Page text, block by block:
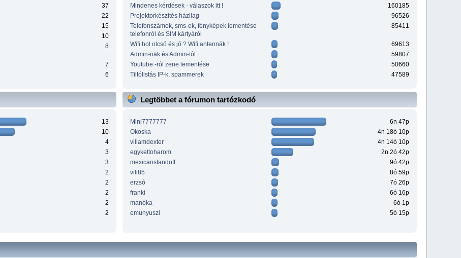
37
22
15
10
8
7
6
Mindenes kérdések - válaszok itt !
160185
Projektorkészítés házilag
96526
Telefonszámok, sms-ek, fényképek lementése
telefonról és SIM kártyáról
85411
Wifi hol olcsó és jó ? Wifi antennák !
69613
Admin-nak és Admin-tól
59807
Youtube -ról zene lementése
50660
Tiltólistás IP-k, spammerek
47589
13
10
4
3
3
2
2
2
2
2
Legtöbbet a fórumon tartózkodó
Mini7777777
6n 47p
Okoska
4n 18ó 10p
villamdexter
4n 14ó 10p
egykettoharom
2n 2ó 42p
mexicanstandoff
9ó 42p
vili85
8ó 59p
erzsó
7ó 26p
franki
6ó 16p
manóka
6ó 1p
emunyuszi
5ó 15p